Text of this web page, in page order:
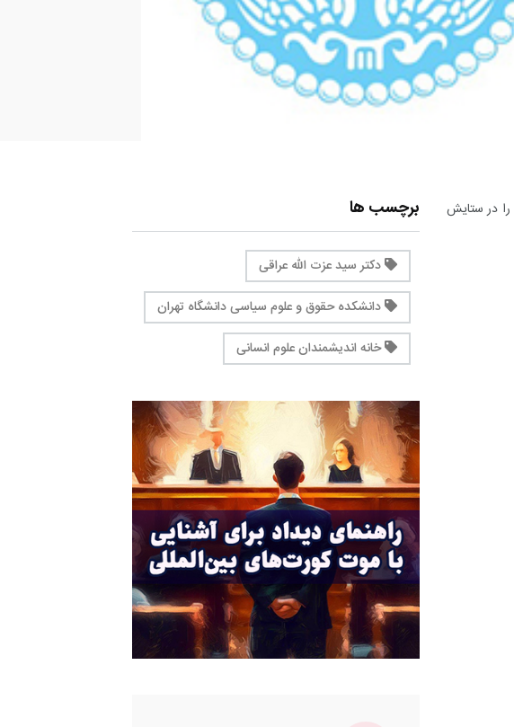
را در ستایش
برچسب ها
دکتر سید عزت الله عراقی
دانشکده حقوق و علوم سیاسی دانشگاه تهران
خانه اندیشمندان علوم انسانی